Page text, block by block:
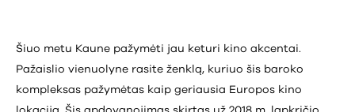
Šiuo metu Kaune pažymėti jau keturi kino akcentai.
Pažaislio vienuolyne rasite ženklą, kuriuo šis baroko
kompleksas pažymėtas kaip geriausia Europos kino